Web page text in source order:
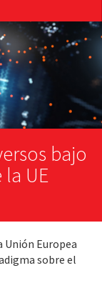
bajo
UE
Unión Europea
sobre el